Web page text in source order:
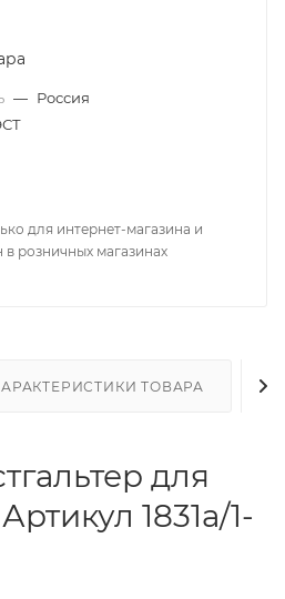
— Россия
для интернет-магазина и
в розничных магазинах
ТОВАРА
для
1831а/1-